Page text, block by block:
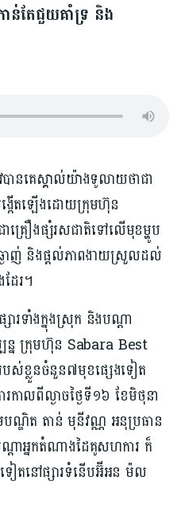
ន់តែជួយគាំទ្រ និង
បានគេស្គាល់យ៉ាងទូលាយថាជា
កើតឡើងដោយក្រុមហ៊ុន
រឿងផ្សំរសជាតិទៅលើមុខម្ហូប
ងាញ់ និងផ្តល់ភាពងាយស្រួលដល់
ែរ។
ទាំងក្នុងស្រុក និងបណ្តា
ន ក្រុមហ៊ុន Sabara Best
បស់ខ្លួនចំនួន៧មុខផ្សេងទៀត
កាលពីល្ងាចថ្ងៃទី១៦ ខែមិថុនា
បណ្ឌិត តាន់ មុនីវណ្ណ អនុប្រធាន
ណ្តាអ្នកតំណាងដៃគូសហការ ក៏
ៀតនៅផ្សារទំនើបអ៊ីអន ម៉ល